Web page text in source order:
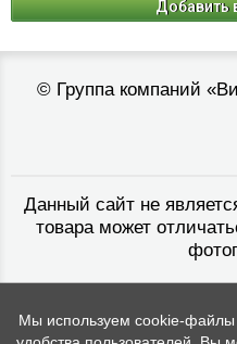
Добавить
© Группа компаний
Данный сайт не
товара может
Мы используем cookie-файлы